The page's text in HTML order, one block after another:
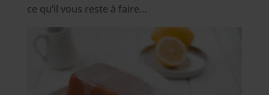
ce qu’il vous reste à faire…